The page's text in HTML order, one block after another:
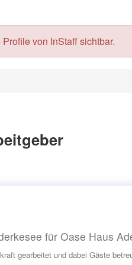
von InStaff sichtbar.
für Oase Haus
gearbeitet und dabei Gäste